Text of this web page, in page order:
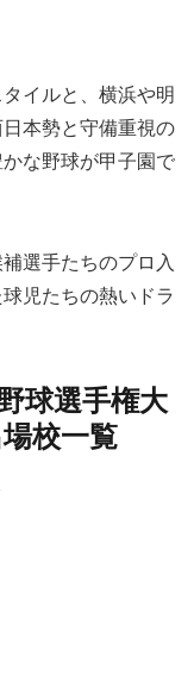
イルと、横浜や明
本勢と守備重視の
な野球が甲子園で
選手たちのプロ入
児たちの熱いドラ
球選手権大
校一覧